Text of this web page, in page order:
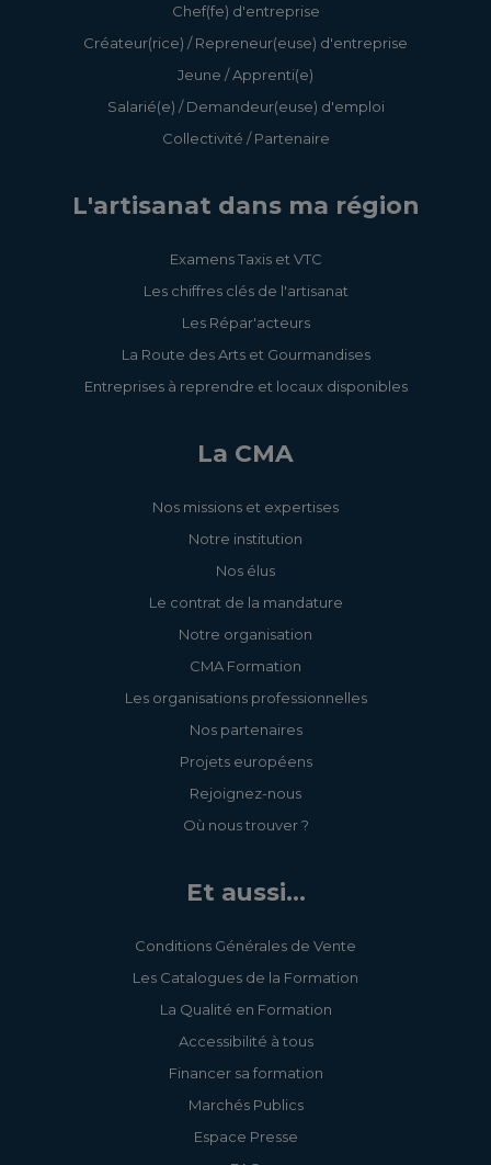
Chef(fe) d'entreprise
Créateur(rice) / Repreneur(euse) d'entreprise
Jeune / Apprenti(e)
Salarié(e) / Demandeur(euse) d'emploi
Collectivité / Partenaire
L'artisanat dans ma région
Examens Taxis et VTC
Les chiffres clés de l'artisanat
Les Répar'acteurs
La Route des Arts et Gourmandises
Entreprises à reprendre et locaux disponibles
La CMA
Nos missions et expertises
Notre institution
Nos élus
Le contrat de la mandature
Notre organisation
CMA Formation
Les organisations professionnelles
Nos partenaires
Projets européens
Rejoignez-nous
Où nous trouver ?
Et aussi...
Conditions Générales de Vente
Les Catalogues de la Formation
La Qualité en Formation
Accessibilité à tous
Financer sa formation
Marchés Publics
Espace Presse